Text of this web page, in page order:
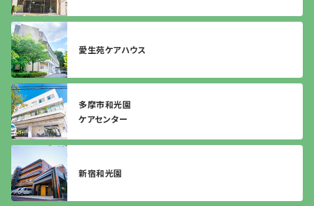
愛生苑ケアハウス
多摩市和光園
ケアセンター
新宿和光園